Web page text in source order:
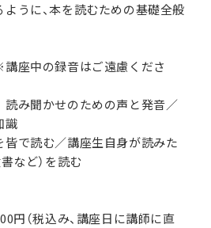
うに、本を読むための基礎全般
座中の録音はご遠慮くださ
み聞かせのための声と発音／
識
で読む／講座生自身が読みた
書など）を読む
円（税込み、講座日に講師に直